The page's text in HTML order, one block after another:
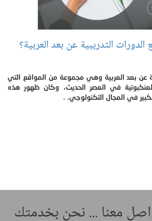
التدريبية عن بعد العربية؟
عن بعد العربية وهي مجموعة من المواقع التي
في العصر الحديث، وكان ظهور هذه
في المجال التكنولوجي. .
معنا ... نحن بخدمتك